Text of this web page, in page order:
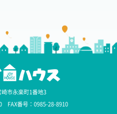
市永楽町1番地3
FAX番号：0985-28-8910